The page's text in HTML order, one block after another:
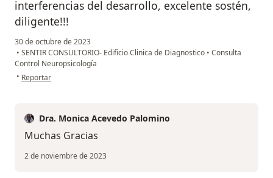
interferencias del desarrollo, excelente sostén,
diligente!!!
30 de octubre de 2023
• SENTIR CONSULTORIO- Edificio Clinica de Diagnostico • Consulta
Control Neuropsicología
• en opinión del usuario Luz de María Polo
Reportar
Dra. Monica Acevedo Palomino
Muchas Gracias
2 de noviembre de 2023